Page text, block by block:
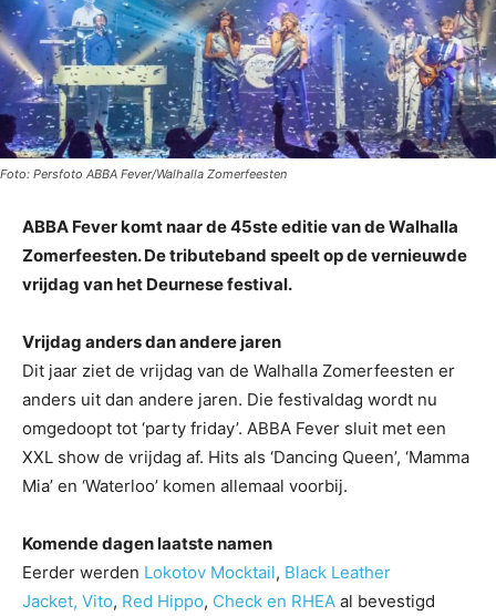
Foto: Persfoto ABBA Fever/Walhalla Zomerfeesten
ABBA Fever komt naar de 45ste editie van de Walhalla
Zomerfeesten. De tributeband speelt op de vernieuwde
vrijdag van het Deurnese festival.
Vrijdag anders dan andere jaren
Dit jaar ziet de vrijdag van de Walhalla Zomerfeesten er
anders uit dan andere jaren. Die festivaldag wordt nu
omgedoopt tot ‘party friday’. ABBA Fever sluit met een
XXL show de vrijdag af. Hits als ‘Dancing Queen’, ‘Mamma
Mia’ en ‘Waterloo’ komen allemaal voorbij.
Komende dagen laatste namen
Eerder werden Lokotov Mocktail, Black Leather
Jacket, Vito, Red Hippo, Check en RHEA al bevestigd